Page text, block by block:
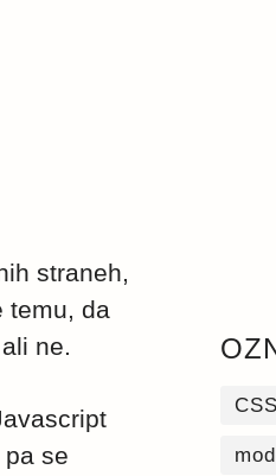
straneh,
temu, da
ne.
se
CSS